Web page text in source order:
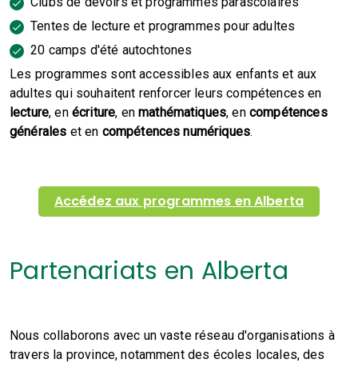
Tentes de lecture et programmes pour adultes
20 camps d'été autochtones
Les programmes sont accessibles aux enfants et aux
adultes qui souhaitent renforcer leurs compétences en
lecture, en écriture, enmathématiques, en compétences
générales et en compétences numériques.
Accédez aux programmes en Alberta
Partenariats en Alberta
Nous collaborons avec un vaste réseau d'organisations à
travers la province, notamment des écoles locales, des